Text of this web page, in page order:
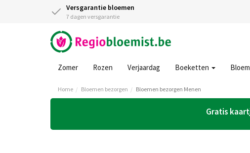
Versgarantie bloemen
7 dagen versgarantie
Zomer Rozen Verjaardag Boeketten
Home Bloemen bezorgen Bloemen bezorgen Menen
Gratis